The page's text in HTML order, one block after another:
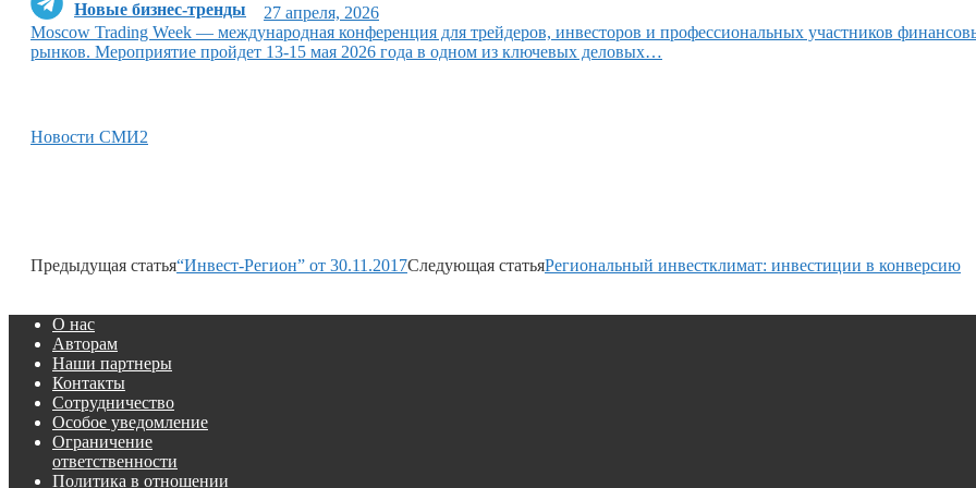
Новые бизнес-тренды
27 апреля, 2026
Moscow Trading Week — международная конференция для трейдеров, инвесторов и профессиональных участников
рынков. Мероприятие пройдет 13-15 мая 2026 года в одном из ключевых деловых…
Новости СМИ2
Предыдущая статья“Инвест-Регион” от 30.11.2017Следующая статьяРегиональный инвестклимат: инвестиции в конверсию
О нас
Авторам
Наши партнеры
Контакты
Сотрудничество
Особое уведомление
Ограничение
ответственности
Политика в отношении